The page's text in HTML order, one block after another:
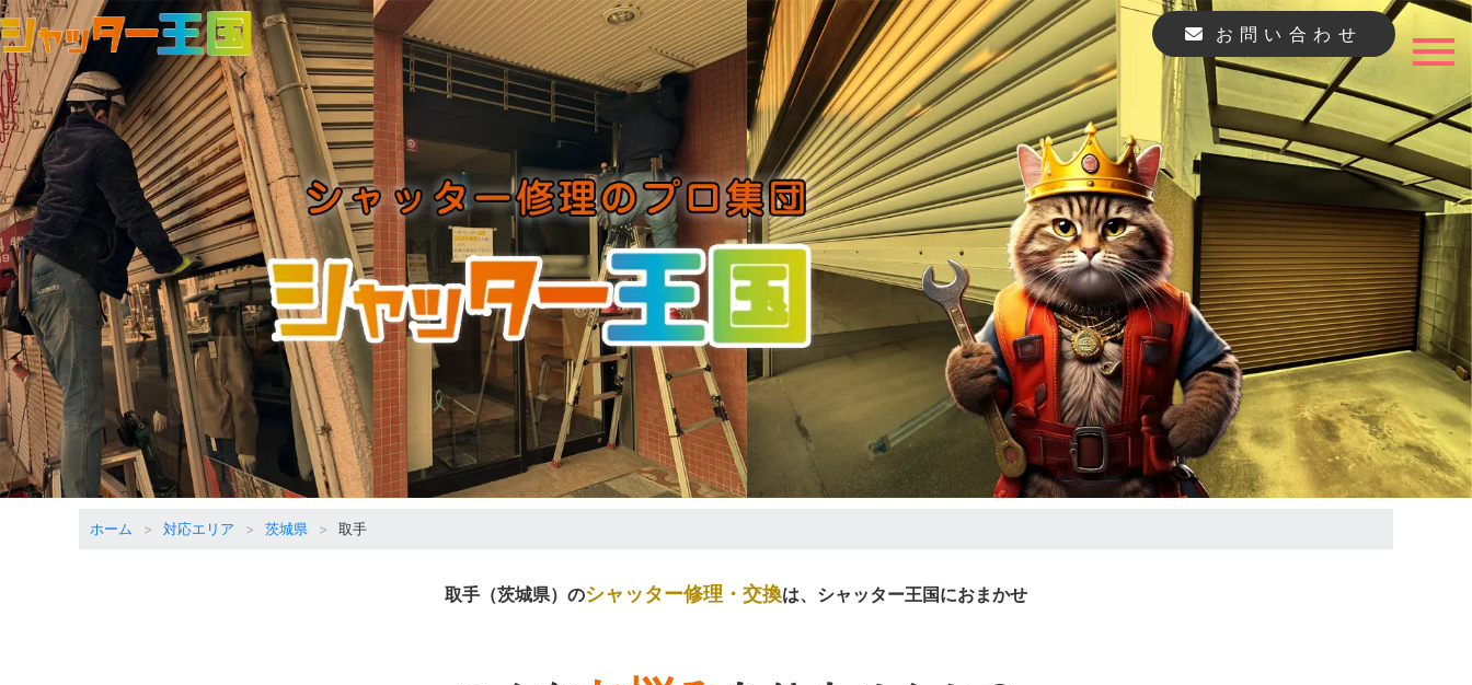
お問い合わせ
ホーム 対応エリア 茨城県 取手
取手（茨城県）のシャッター修理・交換は、シャッター王国におまかせ